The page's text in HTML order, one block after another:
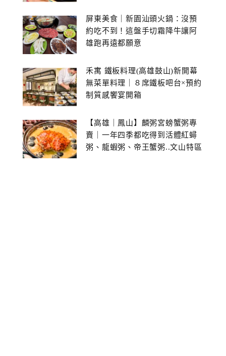
屏東美食｜新園汕頭火鍋：沒預
約吃不到！這盤手切霜降牛讓阿
雄跑再遠都願意
禾寓 鐵板料理(高雄鼓山)新開幕
無菜單料理｜８席鐵板吧台×預約
制質感饗宴開箱
【高雄｜鳳山】麟粥宮螃蟹粥專
賣｜一年四季都吃得到活體紅蟳
粥、龍蝦粥、帝王蟹粥..文山特區